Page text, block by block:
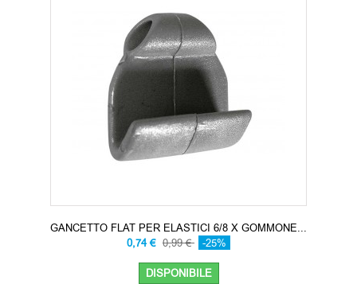
GANCETTO FLAT PER ELASTICI 6/8 X GOMMONE...
0,74 € 0,99 € -25%
DISPONIBILE